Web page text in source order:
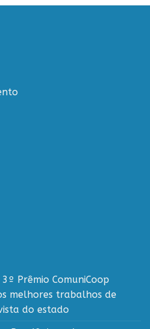
Conecta
sustentabilidade
Prêmio ComuniCoop
melhores trabalhos de
do estado